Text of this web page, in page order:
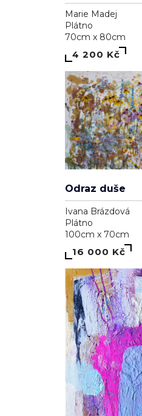
Marie Madej
Plátno
70cm x 80cm
4 200 Kč
Odraz duše
Ivana Brázdová
Plátno
100cm x 70cm
16 000 Kč